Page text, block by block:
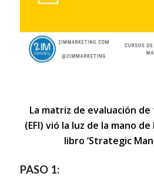
La matriz de evaluación
(EFI) vió la luz de la mano
libro ‘Strategic
PASO 1: